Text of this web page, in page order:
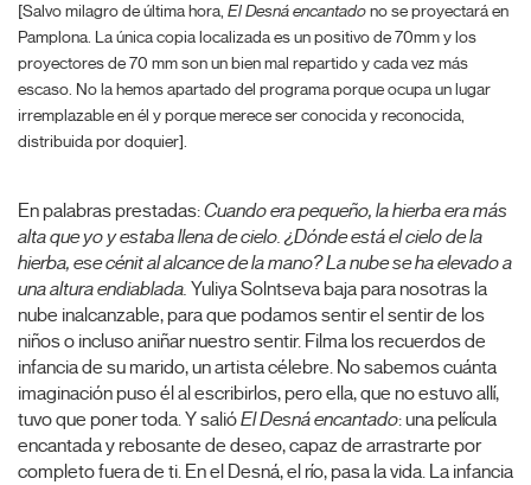
[Salvo milagro de última hora, El Desná encantadono se proyectará en
Pamplona. La única copia localizada es un positivo de 70mm y los
proyectores de 70 mm son un bien mal repartido y cada vez más
escaso. No la hemos apartado del programa porque ocupa un lugar
irremplazable en él y porque merece ser conocida y reconocida,
distribuida por doquier].
En palabras prestadas:Cuando era pequeño, la hierba era más
alta que yo y estaba llena de cielo. ¿Dónde está el cielo de la
hierba, ese cénit al alcance de la mano? La nube se ha elevado a
una altura endiablada. Yuliya Solntseva baja para nosotras la
nube inalcanzable, para que podamos sentir el sentir de los
niños o incluso aniñar nuestro sentir. Filma los recuerdos de
infancia de su marido, un artista célebre. No sabemos cuánta
imaginación puso él al escribirlos, pero ella, que no estuvo allí,
tuvo que poner toda. Y salióEl Desná encantado: una película
encantada y rebosante de deseo, capaz de arrastrarte por
completo fuera de ti. En el Desná, el río, pasa la vida. La infancia